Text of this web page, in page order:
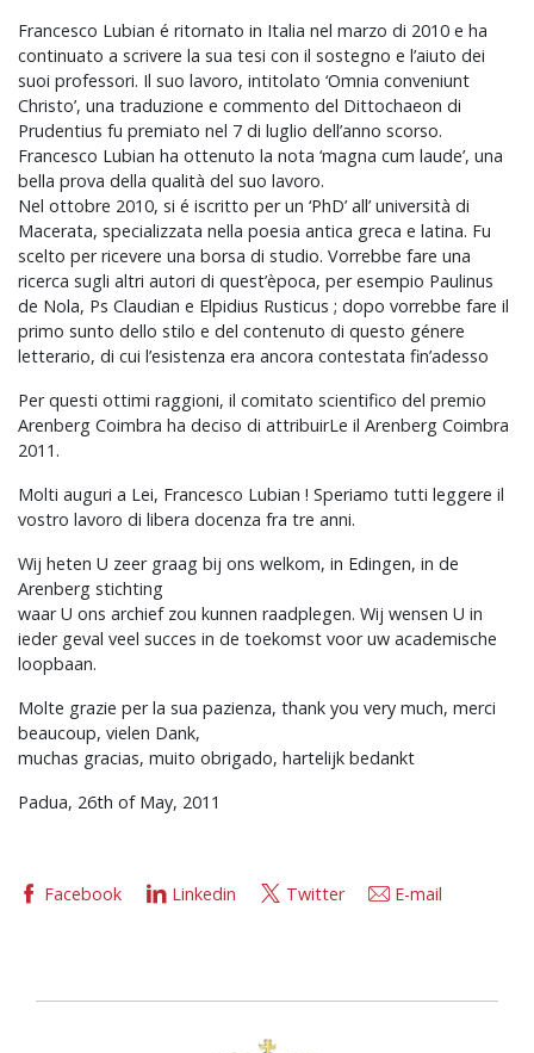
Francesco Lubian é ritornato in Italia nel marzo di 2010 e ha
continuato a scrivere la sua tesi con il sostegno e l’aiuto dei
suoi professori. Il suo lavoro, intitolato ‘Omnia conveniunt
Christo’, una traduzione e commento del Dittochaeon di
Prudentius fu premiato nel 7 di luglio dell’anno scorso.
Francesco Lubian ha ottenuto la nota ‘magna cum laude’, una
bella prova della qualità del suo lavoro.
Nel ottobre 2010, si é iscritto per un ‘PhD’ all’ università di
Macerata, specializzata nella poesia antica greca e latina. Fu
scelto per ricevere una borsa di studio. Vorrebbe fare una
ricerca sugli altri autori di quest’època, per esempio Paulinus
de Nola, Ps Claudian e Elpidius Rusticus ; dopo vorrebbe fare il
primo sunto dello stilo e del contenuto di questo génere
letterario, di cui l’esistenza era ancora contestata fin’adesso
Per questi ottimi raggioni, il comitato scientifico del premio
Arenberg Coimbra ha deciso di attribuirLe il Arenberg Coimbra
2011.
Molti auguri a Lei, Francesco Lubian ! Speriamo tutti leggere il
vostro lavoro di libera docenza fra tre anni.
Wij heten U zeer graag bij ons welkom, in Edingen, in de
Arenberg stichting
waar U ons archief zou kunnen raadplegen. Wij wensen U in
ieder geval veel succes in de toekomst voor uw academische
loopbaan.
Molte grazie per la sua pazienza, thank you very much, merci
beaucoup, vielen Dank,
muchas gracias, muito obrigado, hartelijk bedankt
Padua, 26th of May, 2011
Facebook Linkedin Twitter E-mail